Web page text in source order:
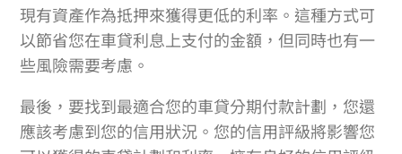
現有資產作為抵押來獲得更低的利率。這種方式可
以節省您在車貸利息上支付的金額，但同時也有一
些風險需要考慮。
最後，要找到最適合您的車貸分期付款計劃，您還
應該考慮到您的信用狀況。您的信用評級將影響您